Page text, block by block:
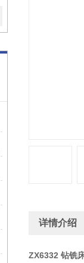
详情介绍
ZX6332 钻铣